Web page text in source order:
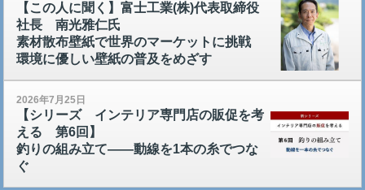
【この人に聞く】富士工業(株)代表取締役
社長 南光雅仁氏
素材散布壁紙で世界のマーケットに挑戦
環境に優しい壁紙の普及をめざす
2026年7月25日
【シリーズ インテリア専門店の販促を考
える 第6回】
釣りの組み立て――動線を1本の糸でつな
ぐ